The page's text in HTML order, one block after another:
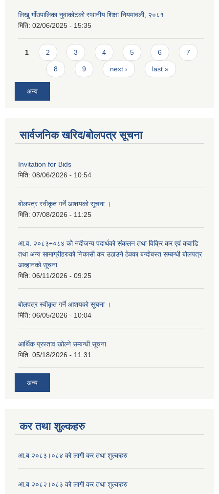
लिखु गाँउपालिका नुवाकोटको स्थानीय शिक्षा नियमावली, २०८१
मिति: 02/06/2025 - 15:35
Pages
1 2 3 4 5 6 7
8 9 next › last »
अन्य
सार्वजनिक खरिद/बोलपत्र सूचना
Invitation for Bids
मिति: 08/06/2026 - 10:54
बोलपत्र स्वीकृत गर्ने आशयको सूचना ।
मिति: 07/08/2026 - 11:25
आ.व. २०८३÷०८४ कोे नदीजन्य पदार्थको संकलन तथा विक्रि कर एवं कवाडि
तथा अन्य सामाग्रीहरुको निकासी कर उठाउने ठेक्का बन्दोबस्त सम्बन्धी बोलपत्र
आव्हानको सूचना
मिति: 06/11/2026 - 09:25
बोलपत्र स्वीकृत गर्ने आशयको सूचना ।
मिति: 06/05/2026 - 10:04
आर्थिक प्रस्ताव खोल्ने सम्बन्धी सूचना
मिति: 05/18/2026 - 11:31
अन्य
कर तथा शुल्कहरु
आ.ब २०८३।०८४ को लागी कर तथा शुल्कहरु
आ.ब २०८२।०८३ को लागी कर तथा शुल्कहरु